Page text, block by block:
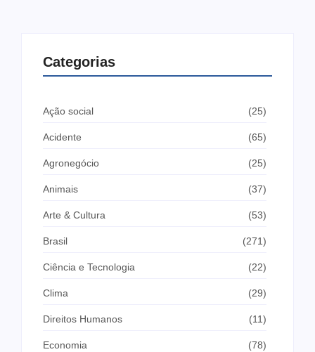
Categorias
Ação social (25)
Acidente (65)
Agronegócio (25)
Animais (37)
Arte & Cultura (53)
Brasil (271)
Ciência e Tecnologia (22)
Clima (29)
Direitos Humanos (11)
Economia (78)